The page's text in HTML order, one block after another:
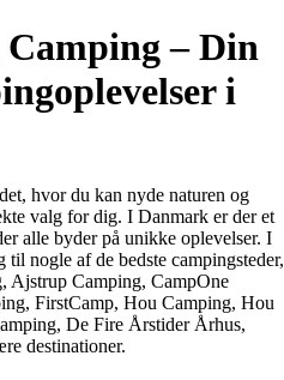
– Din
i
hvor du kan nyde naturen og
valg for dig. I Danmark er der et
alle byder på unikke oplevelser. I
nogle af de bedste campingsteder,
Ajstrup Camping, CampOne
FirstCamp, Hou Camping, Hou
De Fire Årstider Århus,
destinationer.